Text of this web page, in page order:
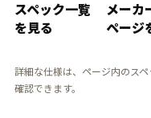
スペック一覧
を見る
メーカ
ページ
詳細な仕様は、ページ内のス
確認できます。